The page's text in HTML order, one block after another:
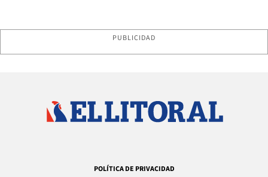
PUBLICIDAD
POLÍTICA DE PRIVACIDAD